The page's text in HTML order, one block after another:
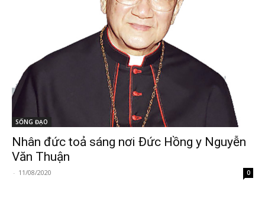
SỐNG ĐẠO
Nhân đức toả sáng nơi Đức Hồng y Nguyễn
Văn Thuận
- 11/08/2020 0